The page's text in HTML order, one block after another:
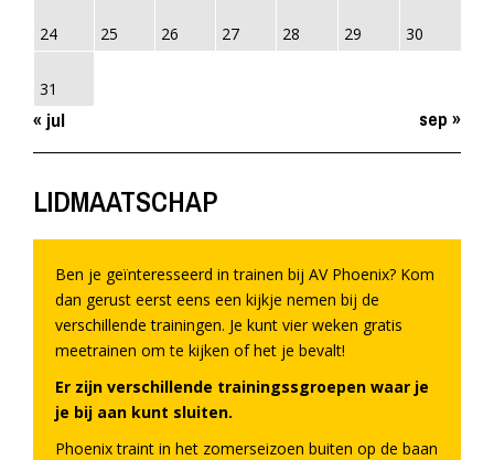
24 25 26 27 28 29 30
31
« jul sep »
LIDMAATSCHAP
Ben je geïnteresseerd in trainen bij AV Phoenix? Kom
dan gerust eerst eens een kijkje nemen bij de
verschillende trainingen. Je kunt vier weken gratis
meetrainen om te kijken of het je bevalt!
Er zijn verschillende trainingssgroepen waar je
je bij aan kunt sluiten.
Phoenix traint in het zomerseizoen buiten op de baan